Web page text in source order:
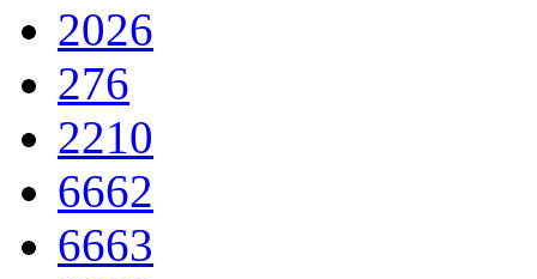
2026
276
2210
6662
6663